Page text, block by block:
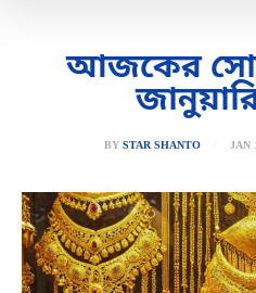
আজকের
BY STAR SHANTO JAN